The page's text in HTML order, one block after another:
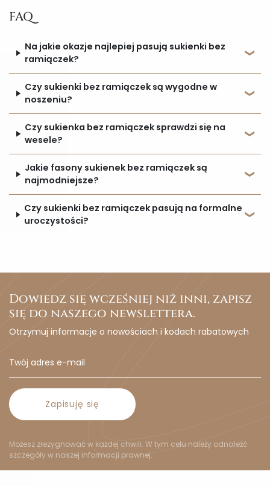
FAQ
Na jakie okazje najlepiej pasują sukienki bez
ramiączek?
Czy sukienki bez ramiączek są wygodne w
noszeniu?
Czy sukienka bez ramiączek sprawdzi się na
wesele?
Jakie fasony sukienek bez ramiączek są
najmodniejsze?
Czy sukienki bez ramiączek pasują na formalne
uroczystości?
Dowiedz się wcześniej niż inni, zapisz
się do naszego newslettera.
Otrzymuj informacje o nowościach i kodach rabatowych
Zapisuję się
Możesz zrezygnować w każdej chwili. W tym celu należy odnaleźć
szczegóły w naszej informacji prawnej.